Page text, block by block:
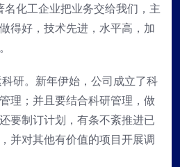
名化工企业把业务交给我们，主
得好，技术先进，水平高，加
研。新年伊始，公司成立了科
理；并且要结合科研管理，做
要制订计划，有条不紊推进已
并对其他有价值的项目开展调